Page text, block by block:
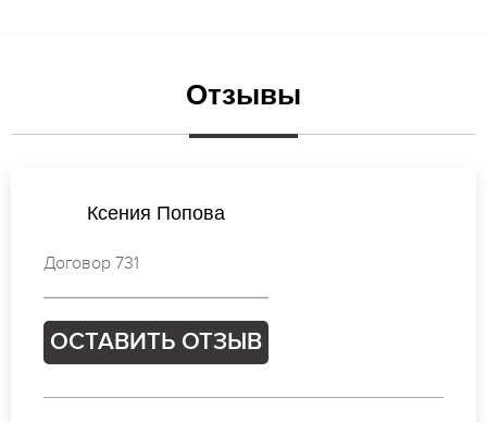
Отзывы
Мария Иванова
Договор 039
ОСТАВИТЬ ОТЗЫВ